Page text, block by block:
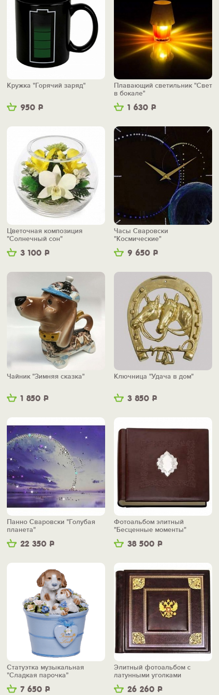
950 Р
Кружка "Горячий заряд"
1 630 Р
Плавающий светильник "Свет
в бокале"
3 100 Р
Цветочная композиция
"Солнечный сон"
9 650 Р
Часы Сваровски
"Космические"
1 850 Р
Чайник "Зимняя сказка"
3 850 Р
Ключница "Удача в дом"
22 350 Р
Панно Сваровски "Голубая
планета"
38 500 Р
Фотоальбом элитный
"Бесценные моменты"
7 650 Р
Статуэтка музыкальная
"Сладкая парочка"
26 260 Р
Элитный фотоальбом с
латунными уголками
"Государственный"